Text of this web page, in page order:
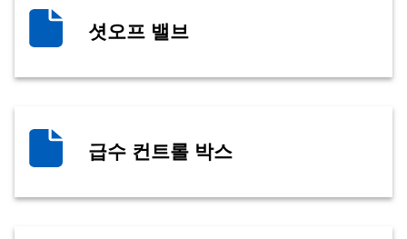
셧오프 밸브
급수 컨트롤 박스